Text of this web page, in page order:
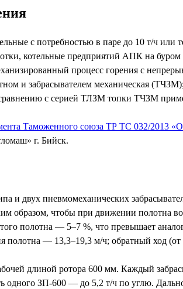
с потребностью в паре до 10 т/ч
котельные предприятий АПК на
процесс горения с
и забрасывателем механическая
с серией ТЛЗМ топки ТЧЗМ
Таможенного союза ТР ТС 032/2013
г. Бийск.
и двух пневмомеханических
образом, чтобы при движении полотна
полотна — 5–7 %, что превышает
— 13,3–19,3 м/ч; обратный ход (от
длиной ротора 600 мм. Каждый
одного ЗП-600 — до 5,2 т/ч по углю.